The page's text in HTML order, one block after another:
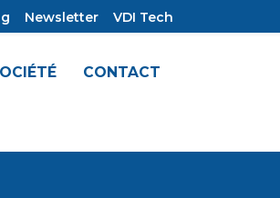
Newsletter VDI Tech
CONTACT